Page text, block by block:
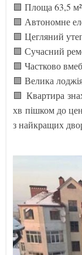
🟪 Площа 63,5
🟪 Автономне
🟪 Цегляний
🟪 Сучасний
🟪 Частково
🟪 Велика
🟪 Квартира
хв пішком до
з найкращих